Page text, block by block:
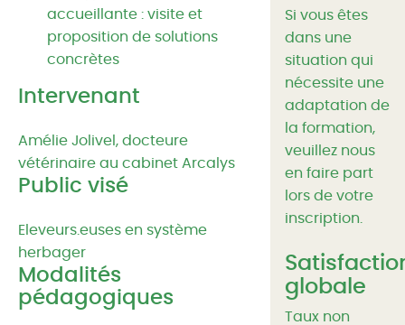
accueillante : visite et
proposition de solutions
concrètes
Intervenant
Amélie Jolivel, docteure
vétérinaire au cabinet Arcalys
Public visé
Eleveurs.euses en système
herbager
Modalités
pédagogiques
Si vous êtes
dans une
situation qui
nécessite une
adaptation de
la formation,
veuillez nous
en faire part
lors de votre
inscription.
globale
Taux non